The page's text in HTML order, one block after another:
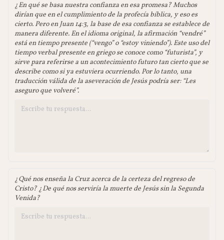
¿En qué se basa nuestra confianza en esa promesa? Muchos
dirían que en el cumplimiento de la profecía bíblica, y eso es
cierto. Pero en Juan 14:3, la base de esa confianza se establece de
manera diferente. En el idioma original, la afirmación “vendré”
está en tiempo presente (“vengo” o “estoy viniendo”). Este uso del
tiempo verbal presente en griego se conoce como “futurista”, y
sirve para referirse a un acontecimiento futuro tan cierto que se
describe como si ya estuviera ocurriendo. Por lo tanto, una
traducción válida de la aseveración de Jesús podría ser: “Les
aseguro que volveré”.
¿Qué nos enseña la Cruz acerca de la certeza del regreso de
Cristo? ¿De qué nos serviría la muerte de Jesús sin la Segunda
Venida?